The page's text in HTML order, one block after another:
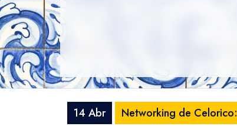
14 Abr Networking de